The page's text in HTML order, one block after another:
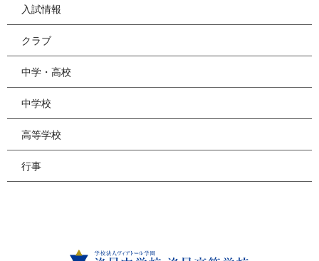
入試情報
クラブ
中学・高校
中学校
高等学校
行事